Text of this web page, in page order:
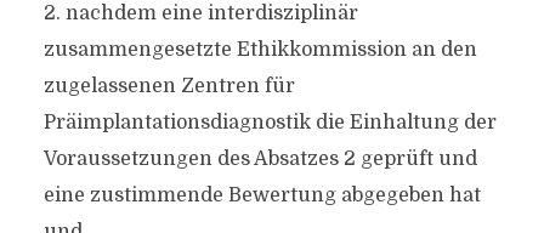
2. nachdem eine interdisziplinär
zusammengesetzte Ethikkommission an den
zugelassenen Zentren für
Präimplantationsdiagnostik die Einhaltung der
Voraussetzungen des Absatzes 2 geprüft und
eine zustimmende Bewertung abgegeben hat